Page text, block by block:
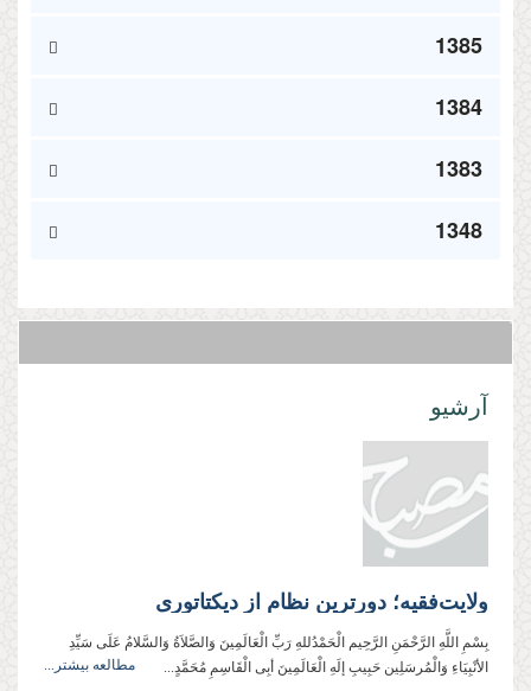
1385
1384
1383
1348
آرشیو
ولایت‌فقیه؛ دورترین نظام از دیکتاتوری
بِسْمِ اللَّهِ الرَّحْمَنِ الرَّحِيم الْحَمْدُللهِ رَبِّ الْعَالَمِینَ وَالصَّلاَةُ وَالسَّلامُ عَلَی سَیِّدِ
الأنْبِیَاءِ وَالْمُرسَلِین حَبِیبِ إلَهِ الْعَالَمِینَ أبِی الْقَاسِمِ مُحَمَّدٍ...
مطالعه بیشتر...